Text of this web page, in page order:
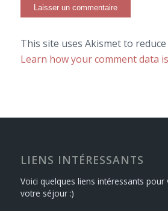
This site uses Akismet to reduce
Learn how your comment data
LIENS INTÉRESSANTS
Voici quelques liens intéressants pour
votre séjour :)